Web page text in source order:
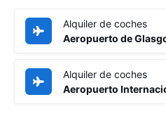
Alquiler de coches
Aeropuerto de
Alquiler de coches
Aeropuerto